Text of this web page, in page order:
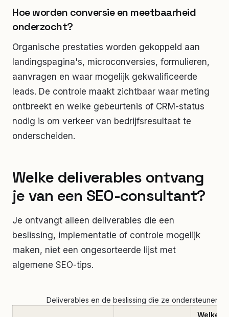
Hoe worden conversie en meetbaarheid
onderzocht?
Organische prestaties worden gekoppeld aan
landingspagina's, microconversies, formulieren,
aanvragen en waar mogelijk gekwalificeerde
leads. De controle maakt zichtbaar waar meting
ontbreekt en welke gebeurtenis of CRM-status
nodig is om verkeer van bedrijfsresultaat te
onderscheiden.
Welke deliverables ontvang
je van een SEO-consultant?
Je ontvangt alleen deliverables die een
beslissing, implementatie of controle mogelijk
maken, niet een ongesorteerde lijst met
algemene SEO-tips.
Deliverables en de beslissing die ze ondersteunen
Welke